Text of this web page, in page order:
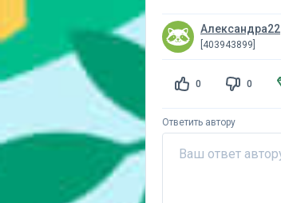
Александра22
[403943899]
0 0
Ответить автору